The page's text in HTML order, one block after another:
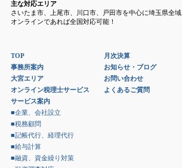
主な対応エリア
さいたま市、上尾市、川口市、戸田市を中心に埼玉県全域
オンラインであれば全国対応可能！
TOP
事務所案内
大宮エリア
オンライン税理士サービス
サービス案内
■企業、会社設立
■税務顧問
■記帳代行、経理代行
■給与計算
■融資、資金繰り対策
月次決算
お知らせ・ブログ
お問い合わせ
よくあるご質問